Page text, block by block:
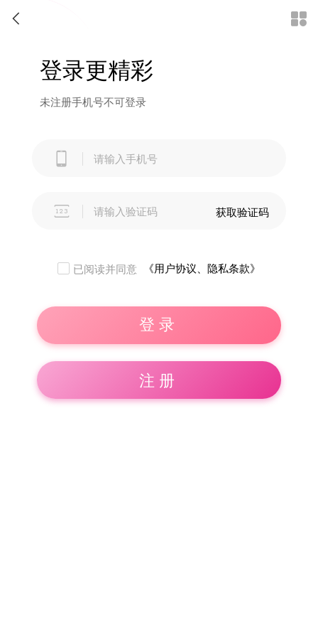

登录更精彩
未注册手机号不可登录
 获取验证码
已阅读并同意 《用户协议、隐私条款》
登录
注册
